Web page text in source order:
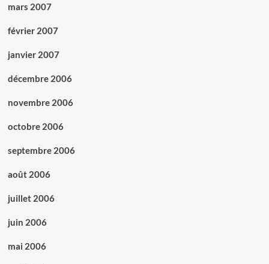
mars 2007
février 2007
janvier 2007
décembre 2006
novembre 2006
octobre 2006
septembre 2006
août 2006
juillet 2006
juin 2006
mai 2006